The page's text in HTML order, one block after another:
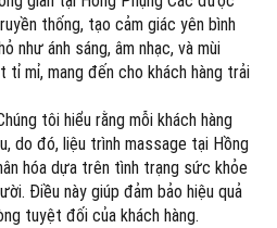
thống, tạo cảm giác yên bình
như ánh sáng, âm nhạc, và mùi
mỉ, mang đến cho khách hàng trải
tôi hiểu rằng mỗi khách hàng
do đó, liệu trình massage tại Hồng
hóa dựa trên tình trạng sức khỏe
Điều này giúp đảm bảo hiệu quả
tuyệt đối của khách hàng.